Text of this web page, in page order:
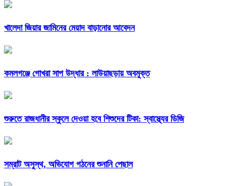
খালেদা জিয়ার জামিনের মেয়াদ বাড়ানোর আবেদন
কমলগঞ্জে গোখরা সাপ উদ্ধার : লাউয়াছড়ায় অবমুক্ত
শুরুতে রাজধানীর স্কুলে দেওয়া হবে শিশুদের টিকা: স্বাস্থ্যের ডিজি
সম্রাট অসুস্থ, অভিযোগ গঠনের শুনানি পেছাল